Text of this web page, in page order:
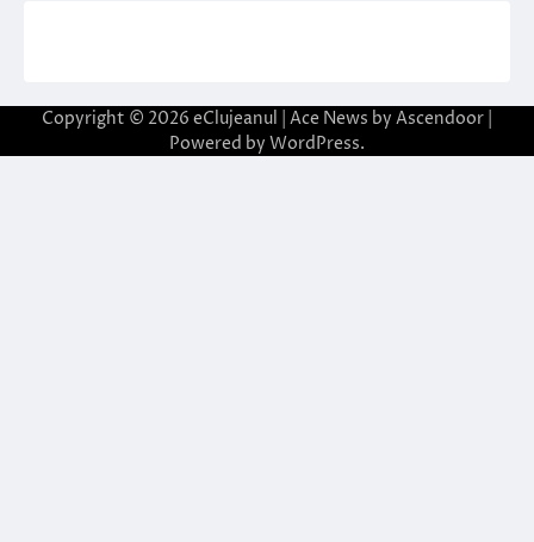
Copyright © 2026 eClujeanul | Ace News by Ascendoor
Powered by WordPress.